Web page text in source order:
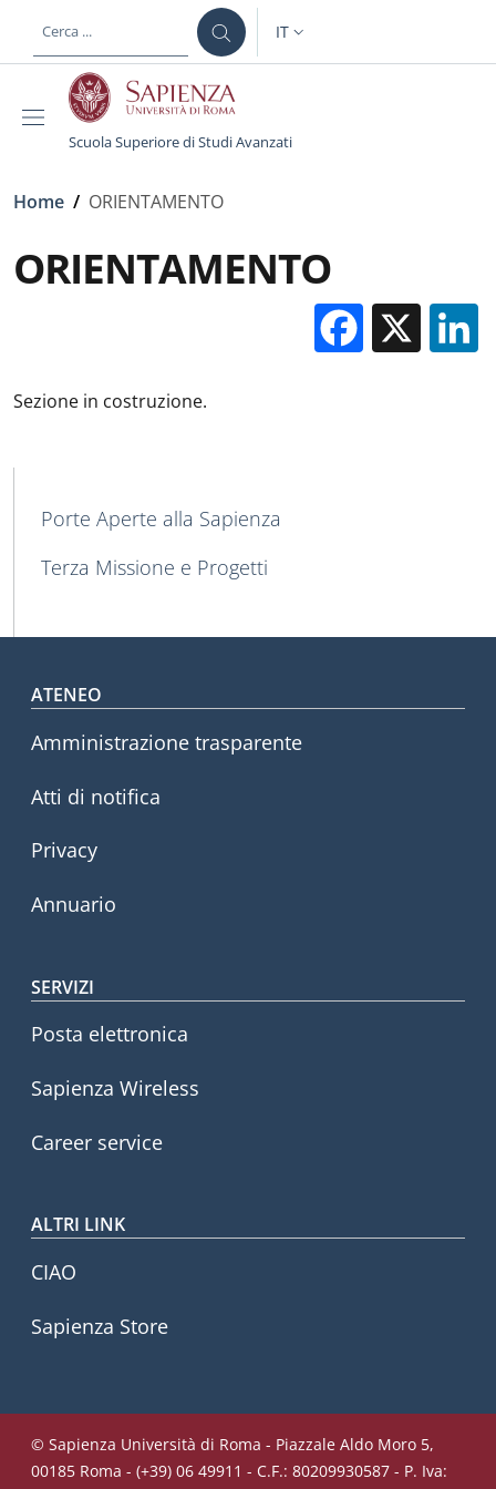
al contenuto principale
SELETTORE LINGUA:
IT
Scuola Superiore di Studi Avanzati
Briciole di pane
Home / ORIENTAMENTO
ORIENTAMENTO
X
Sezione in costruzione.
MAIN NAVIGATION
Porte Aperte alla Sapienza
Terza Missione e Progetti
Footer menu
ATENEO
Amministrazione trasparente
Atti di notifica
Privacy
Annuario
SERVIZI
Posta elettronica
Sapienza Wireless
Career service
ALTRI LINK
CIAO
Sapienza Store
© Sapienza Università di Roma - Piazzale Aldo Moro 5,
00185 Roma - (+39) 06 49911 - C.F.: 80209930587 - P. Iva: